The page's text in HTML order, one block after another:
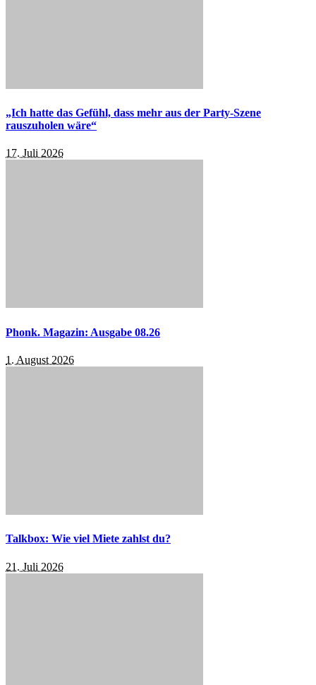
„Ich hatte das Gefühl, dass mehr aus der Party-Szene
rauszuholen wäre“
17. Juli 2026
Phonk. Magazin: Ausgabe 08.26
1. August 2026
Talkbox: Wie viel Miete zahlst du?
21. Juli 2026